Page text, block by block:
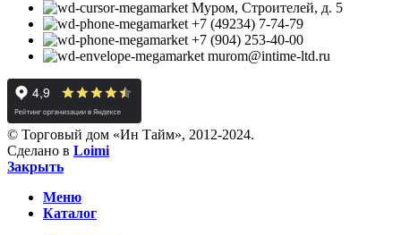
Муром, Строителей, д. 5
+7 (49234) 7-74-79
+7 (904) 253-40-00
murom@intime-ltd.ru
© Торговый дом «Ин Тайм», 2012-2024.
Сделано в Loimi
Закрыть
Меню
Каталог